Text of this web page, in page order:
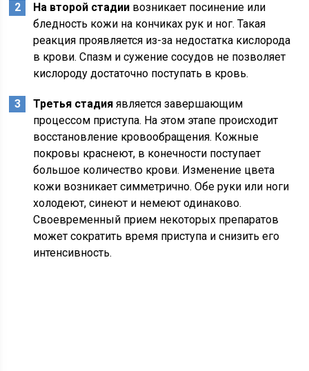
На второй стадии возникает посинение или
бледность кожи на кончиках рук и ног. Такая
реакция проявляется из-за недостатка кислорода
в крови. Спазм и сужение сосудов не позволяет
кислороду достаточно поступать в кровь.
Третья стадия является завершающим
процессом приступа. На этом этапе происходит
восстановление кровообращения. Кожные
покровы краснеют, в конечности поступает
большое количество крови. Изменение цвета
кожи возникает симметрично. Обе руки или ноги
холодеют, синеют и немеют одинаково.
Своевременный прием некоторых препаратов
может сократить время приступа и снизить его
интенсивность.